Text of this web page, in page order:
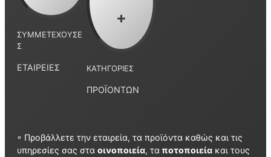
ΣΥΜΜΕΤΈΧΟΥΣΕ
Σ
ΕΤΑΙΡΕΊΕΣ
+
ΚΑΤΗΓΟΡΊΕΣ
ΠΡΟΪΌΝΤΩΝ
◦ Προβάλλετε την εταιρεία, τα προϊόντα καθώς και τις
υπηρεσίες σας στα οινοποιεία, τα ποτοποιεία και τους